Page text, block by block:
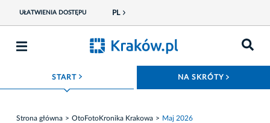
UŁATWIENIA DOSTĘPU PL
START ROZWIŃ MENU NA SKRÓTY
Strona główna OtoFotoKronika Krakowa Maj 2026